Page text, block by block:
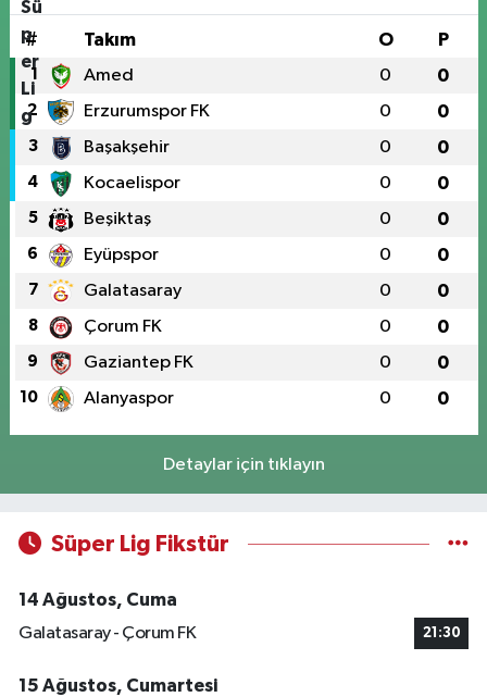
# Takım O P
1 Amed 0 0
2 Erzurumspor FK 0 0
3 Başakşehir 0 0
4 Kocaelispor 0 0
5 Beşiktaş 0 0
6 Eyüpspor 0 0
7 Galatasaray 0 0
8 Çorum FK 0 0
9 Gaziantep FK 0 0
10 Alanyaspor 0 0
Detaylar için tıklayın
Süper Lig Fikstür
14 Ağustos, Cuma
Galatasaray - Çorum FK
21:30
15 Ağustos, Cumartesi